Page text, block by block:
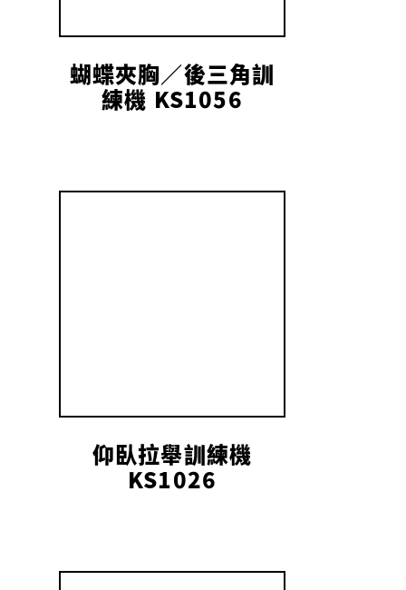
蝴蝶夾胸／後三角訓
練機 KS1056
仰臥拉舉訓練機
KS1026